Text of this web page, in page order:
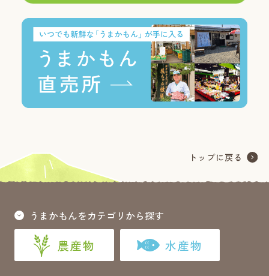
うまかもんをカテゴリから探す
農産物 水産物